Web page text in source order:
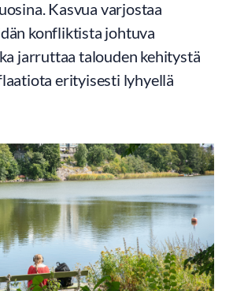
Kasvua varjostaa
konfliktista johtuva
jarruttaa talouden kehitystä
erityisesti lyhyellä